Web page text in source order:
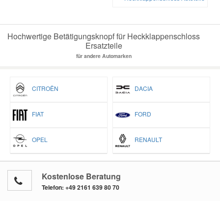
Hochwertige Betätigungsknopf für Heckklappenschloss
Ersatzteile
für andere Automarken
CITROËN DACIA
FIAT FORD
OPEL RENAULT
Kostenlose Beratung
Telefon: +49 2161 639 80 70